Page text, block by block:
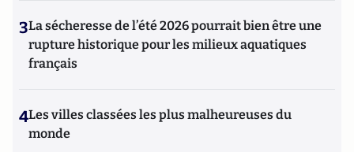
3La sécheresse de l’été 2026 pourrait bien être une
rupture historique pour les milieux aquatiques
français
4Les villes classées les plus malheureuses du
monde